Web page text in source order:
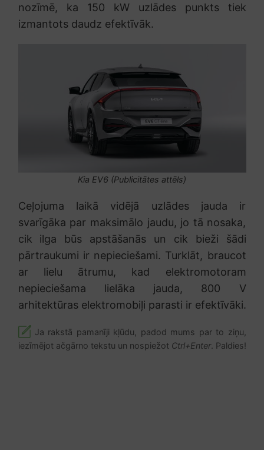
nozīmē, ka 150 kW uzlādes punkts tiek
izmantots daudz efektīvāk.
Kia EV6 (Publicitātes attēls)
Ceļojuma laikā vidējā uzlādes jauda ir
svarīgāka par maksimālo jaudu, jo tā nosaka,
cik ilga būs apstāšanās un cik bieži šādi
pārtraukumi ir nepieciešami. Turklāt, braucot
ar lielu ātrumu, kad elektromotoram
nepieciešama lielāka jauda, 800 V
arhitektūras elektromobiļi parasti ir efektīvāki.
Ja rakstā pamanīji kļūdu, padod mums par to ziņu,
iezīmējot ačgārno tekstu un nospiežot Ctrl+Enter. Paldies!